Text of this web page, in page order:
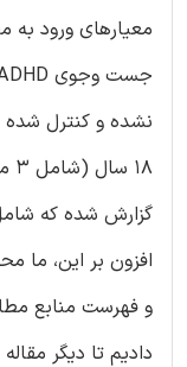
افزون بر این، ما
و فهرست منابع
دادیم تا دیگر